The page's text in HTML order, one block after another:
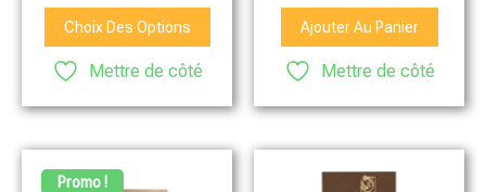
Choix Des Options
Mettre de côté
Ajouter Au Panier
Mettre de côté
Promo !